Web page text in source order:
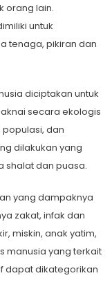
orang lain.
untuk
tenaga, pikiran dan
diciptakan untuk
secara ekologis
dan
dilakukan yang
shalat dan puasa.
yang dampaknya
zakat, infak dan
miskin, anak yatim,
manusia yang terkait
dapat dikategorikan